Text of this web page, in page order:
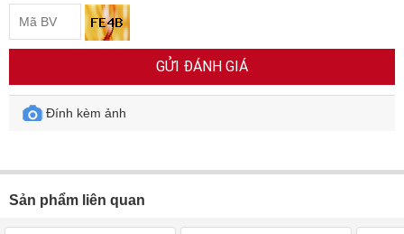
GỬI ĐÁNH GIÁ
Đính kèm ảnh
Sản phẩm liên quan